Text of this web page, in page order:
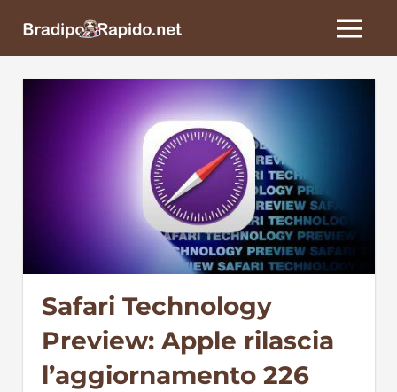
BradipoRapido.net
MENU
Safari Technology
Preview: Apple rilascia
l’aggiornamento 226